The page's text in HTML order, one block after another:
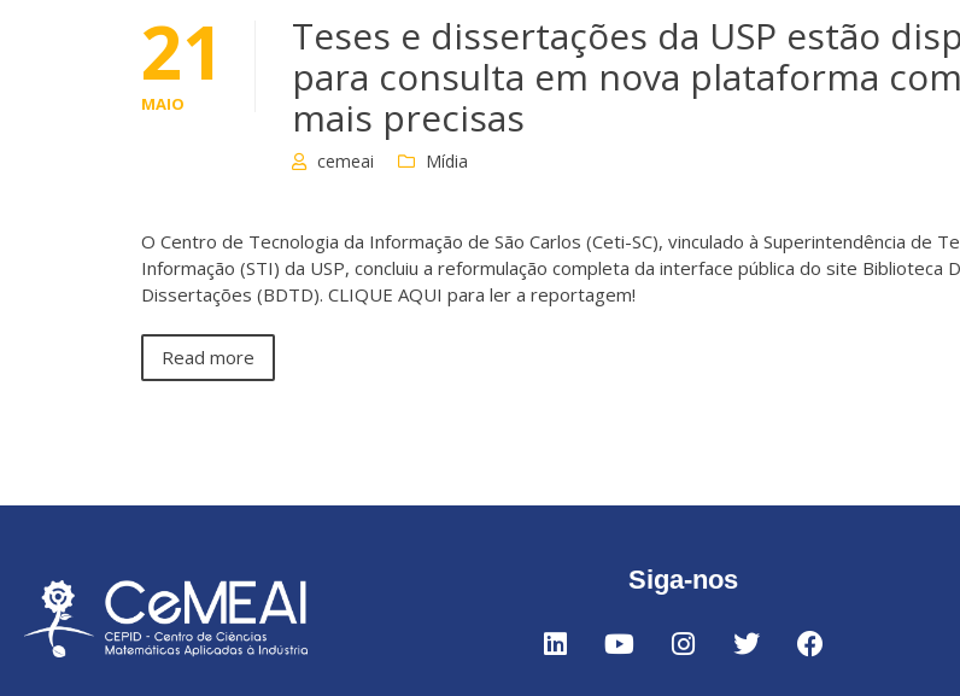
21
MAIO
Teses e dissertações da USP estão
para consulta em nova plataforma
mais precisas
cemeai Mídia
O Centro de Tecnologia da Informação de São Carlos (Ceti-SC), vinculado à Superintendência de
Informação (STI) da USP, concluiu a reformulação completa da interface pública do site Biblioteca
Dissertações (BDTD). CLIQUE AQUI para ler a reportagem!
Read more
Siga-nos